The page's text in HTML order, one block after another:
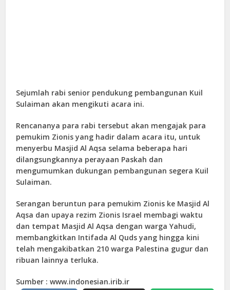
Sejumlah rabi senior pendukung pembangunan Kuil
Sulaiman akan mengikuti acara ini.
Rencananya para rabi tersebut akan mengajak para
pemukim Zionis yang hadir dalam acara itu, untuk
menyerbu Masjid Al Aqsa selama beberapa hari
dilangsungkannya perayaan Paskah dan
mengumumkan dukungan pembangunan segera Kuil
Sulaiman.
Serangan beruntun para pemukim Zionis ke Masjid Al
Aqsa dan upaya rezim Zionis Israel membagi waktu
dan tempat Masjid Al Aqsa dengan warga Yahudi,
membangkitkan Intifada Al Quds yang hingga kini
telah mengakibatkan 210 warga Palestina gugur dan
ribuan lainnya terluka.
Sumber : www.indonesian.irib.ir